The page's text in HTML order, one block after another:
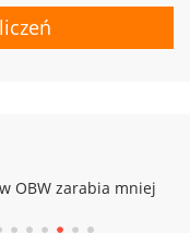
OBW zarabia mniej